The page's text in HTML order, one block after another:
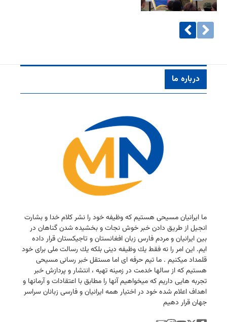
درباره ما
ما ایرانیان مسیحی هستیم كه وظیفه خود را نشر كلام خدا و بشارت
انجیل از طریق دادن خبر خوش نجات و بخشیده شدن گناهان در
بین ایرانیان و مردم فارس زبان افغانستان و تاجیكستان قرار داده
ایم. این امر را نه فقط یك وظیفه دینی بلكه یك رسالت ملی برای خود
قلمداد میكنیم . ما تیم حرفه ای اما مستقل خبر رسانی مسیحی
هستیم كه از سالها خدمت در زمینه تهیه ، انتشار و پردازش خبر
تجربه هایی داریم كه میخواهیم آنها را مطابق با اعتقادات و آرمانها و
اهداف اعلام شده خود در اختیار همه ایرانیان و فارسی زبانان سراسر
جهان قرار دهیم